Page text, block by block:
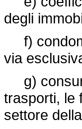
degli
f)
via
g)
trasporti, le
settore